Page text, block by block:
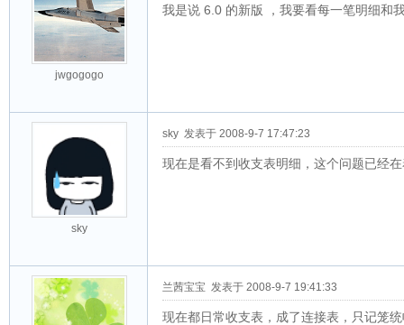
jwgogogo
我是说 6.0 的新版 ，我要看每一笔明细和
sky
sky 发表于 2008-9-7 17:47:23
现在是看不到收支表明细，这个问题已经
兰茜宝宝 发表于 2008-9-7 19:41:33
现在都日常收支表，成了连接表，只记笼